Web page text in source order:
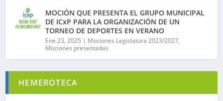
MOCIÓN QUE PRESENTA EL GRUPO MUNICIPAL
DE ICxP PARA LA ORGANIZACIÓN DE UN
TORNEO DE DEPORTES EN VERANO
Ene 23, 2025 | Mociones Legislatura 2023/2027,
Mociones presentadas
HEMEROTECA